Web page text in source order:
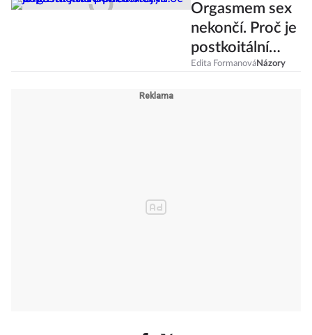
Orgasmem sex
nekončí. Proč je
postkoitální
péče stejně
Edita FormanováNázory